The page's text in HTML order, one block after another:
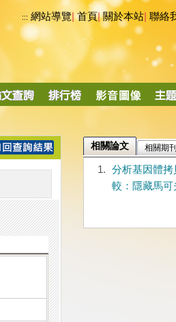
::: 網站導覽|首頁|關於本站 聯絡
相關論文 相關期刊
1.
分析基因體
較：隱藏馬